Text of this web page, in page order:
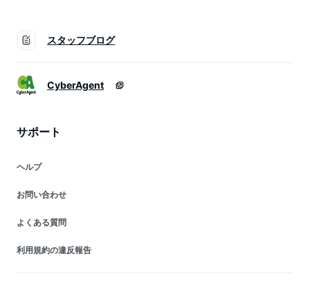
スタッフブログ
CyberAgent
サポート
ヘルプ
お問い合わせ
よくある質問
利用規約の違反報告